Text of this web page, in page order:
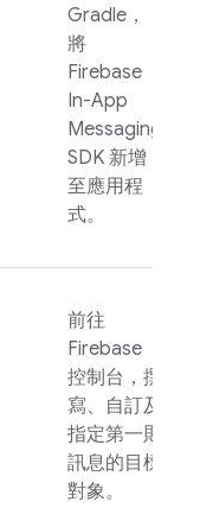
Gradle，
將
Firebase
In-App
Messaging
SDK 新增
至應用程
式。
前往
Firebase
控制台，撰
寫、自訂及
指定第一則
訊息的目標
對象。